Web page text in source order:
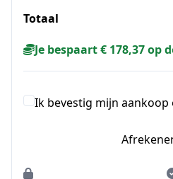
Totaal
Je bespaart € 178,37 op
Ik bevestig mijn aankoop